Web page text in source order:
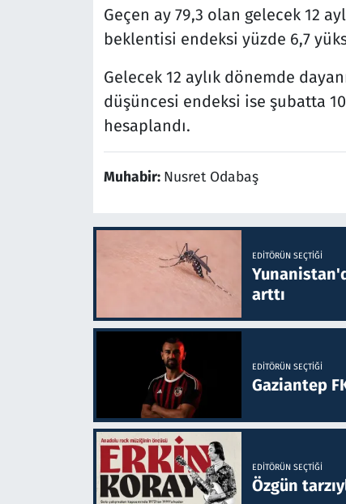
Geçen ay 79,3 olan gelecek 12
beklentisi endeksi yüzde 6,7
Gelecek 12 aylık dönemde
düşüncesi endeksi ise şubatta
hesaplandı.
Muhabir: Nusret Odabaş
EDITÖRÜN SEÇTIĞI
arttı
EDITÖRÜN SEÇTIĞI
Gaziantep
EDITÖRÜN SEÇTIĞI
Özgün